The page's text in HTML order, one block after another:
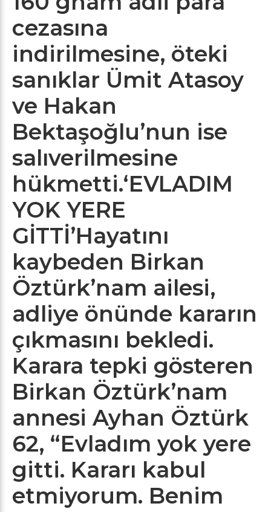
cezasına
indirilmesine, öteki
sanıklar Ümit Atasoy
ve Hakan
Bektaşoğlu’nun ise
salıverilmesine
hükmetti.‘EVLADIM
YOK YERE
GİTTİ’Hayatını
kaybeden Birkan
Öztürk’nam ailesi,
adliye önünde kararın
çıkmasını bekledi.
Karara tepki gösteren
Birkan Öztürk’nam
annesi Ayhan Öztürk
62, “Evladım yok yere
gitti. Kararı kabul
etmiyorum. Benim